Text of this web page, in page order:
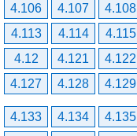
4.106
4.107 4.108
4.113
4.114 4.115
4.12
4.121 4.122
4.127
4.128 4.129
4.133 4.134 4.135